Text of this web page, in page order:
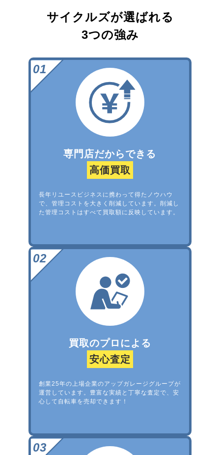
サイクルズが選ばれる
3つの強み
専門店だからできる
高価買取
長年リユースビジネスに携わって得たノウハウ
で、管理コストを大きく削減しています。削減し
た管理コストはすべて買取額に反映しています。
買取のプロによる
安心査定
創業25年の上場企業のアップガレージグループが
運営しています。豊富な実績と丁寧な査定で、安
心して自転車を売却できます！